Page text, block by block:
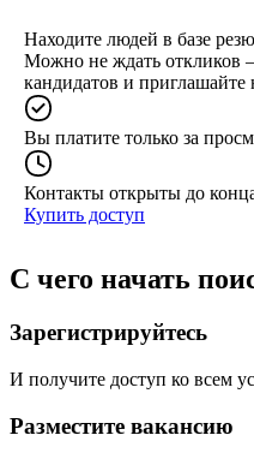
Находите людей в базе
Можно не ждать откликов
кандидатов и приглашайте
Вы платите только за
Контакты открыты до
Купить доступ
С чего начать
Зарегистрируйтесь
И получите доступ ко всем
Разместите вакансию